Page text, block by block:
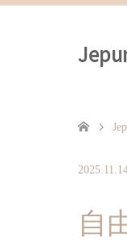
自